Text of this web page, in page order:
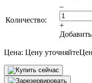
Количество:
–
+
Цена: Цену уточняйте